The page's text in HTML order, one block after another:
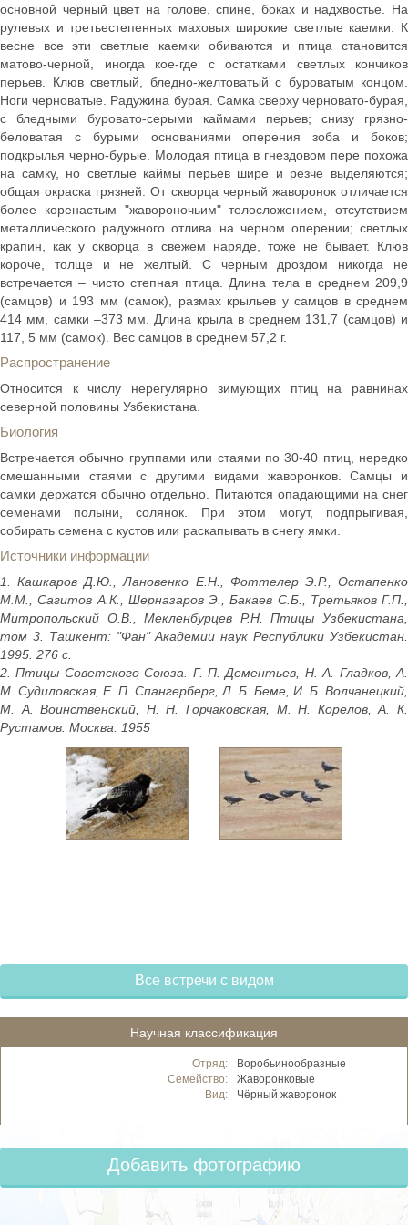
основной черный цвет на голове, спине, боках и надхвостье. На
рулевых и третьестепенных маховых широкие светлые каемки. К
весне все эти светлые каемки обиваются и птица становится
матово-черной, иногда кое-где с остатками светлых кончиков
перьев. Клюв светлый, бледно-желтоватый с буроватым концом.
Ноги черноватые. Радужина бурая. Самка сверху черновато-бурая,
с бледными буровато-серыми каймами перьев; снизу грязно-
беловатая с бурыми основаниями оперения зоба и боков;
подкрылья черно-бурые. Молодая птица в гнездовом пере похожа
на самку, но светлые каймы перьев шире и резче выделяются;
общая окраска грязней. От скворца черный жаворонок отличается
более коренастым "жавороночьим" телосложением, отсутствием
металлического радужного отлива на черном оперении; светлых
крапин, как у скворца в свежем наряде, тоже не бывает. Клюв
короче, толще и не желтый. С черным дроздом никогда не
встречается – чисто степная птица. Длина тела в среднем 209,9
(самцов) и 193 мм (самок), размах крыльев у самцов в среднем
414 мм, самки –373 мм. Длина крыла в среднем 131,7 (самцов) и
117, 5 мм (самок). Вес самцов в среднем 57,2 г.
Распространение
Относится к числу нерегулярно зимующих птиц на равнинах
северной половины Узбекистана.
Биология
Встречается обычно группами или стаями по 30-40 птиц, нередко
смешанными стаями с другими видами жаворонков. Самцы и
самки держатся обычно отдельно. Питаются опадающими на снег
семенами полыни, солянок. При этом могут, подпрыгивая,
собирать семена с кустов или раскапывать в снегу ямки.
Источники информации
1. Кашкаров Д.Ю., Лановенко Е.Н., Фоттелер Э.Р., Остапенко
М.М., Сагитов А.К., Шерназаров Э., Бакаев С.Б., Третьяков Г.П.,
Митропольский О.В., Мекленбурцев Р.Н. Птицы Узбекистана,
том 3. Ташкент: "Фан" Академии наук Республики Узбекистан.
1995. 276 с.
2. Птицы Советского Союза. Г. П. Дементьев, Н. А. Гладков, А.
М. Судиловская, Е. П. Спангерберг, Л. Б. Беме, И. Б. Волчанецкий,
М. А. Воинственский, Н. Н. Горчаковская, М. Н. Корелов, А. К.
Рустамов. Москва. 1955
Все встречи с видом
Научная классификация
Отряд:
Воробьинообразные
Семейство:
Жаворонковые
Вид:
Чёрный жаворонок
Добавить фотографию